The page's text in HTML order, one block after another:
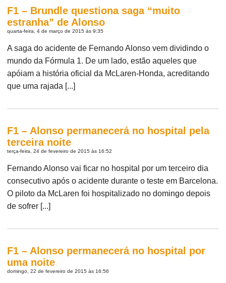
F1 – Brundle questiona saga “muito
estranha” de Alonso
quarta-feira, 4 de março de 2015 às 9:35
A saga do acidente de Fernando Alonso vem dividindo o
mundo da Fórmula 1. De um lado, estão aqueles que
apóiam a história oficial da McLaren-Honda, acreditando
que uma rajada [...]
F1 – Alonso permanecerá no hospital pela
terceira noite
terça-feira, 24 de fevereiro de 2015 às 16:52
Fernando Alonso vai ficar no hospital por um terceiro dia
consecutivo após o acidente durante o teste em Barcelona.
O piloto da McLaren foi hospitalizado no domingo depois
de sofrer [...]
F1 – Alonso permanecerá no hospital por
uma noite
domingo, 22 de fevereiro de 2015 às 16:56